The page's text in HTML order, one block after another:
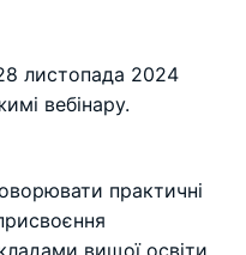
листопада 2024
вебінару.
практичні